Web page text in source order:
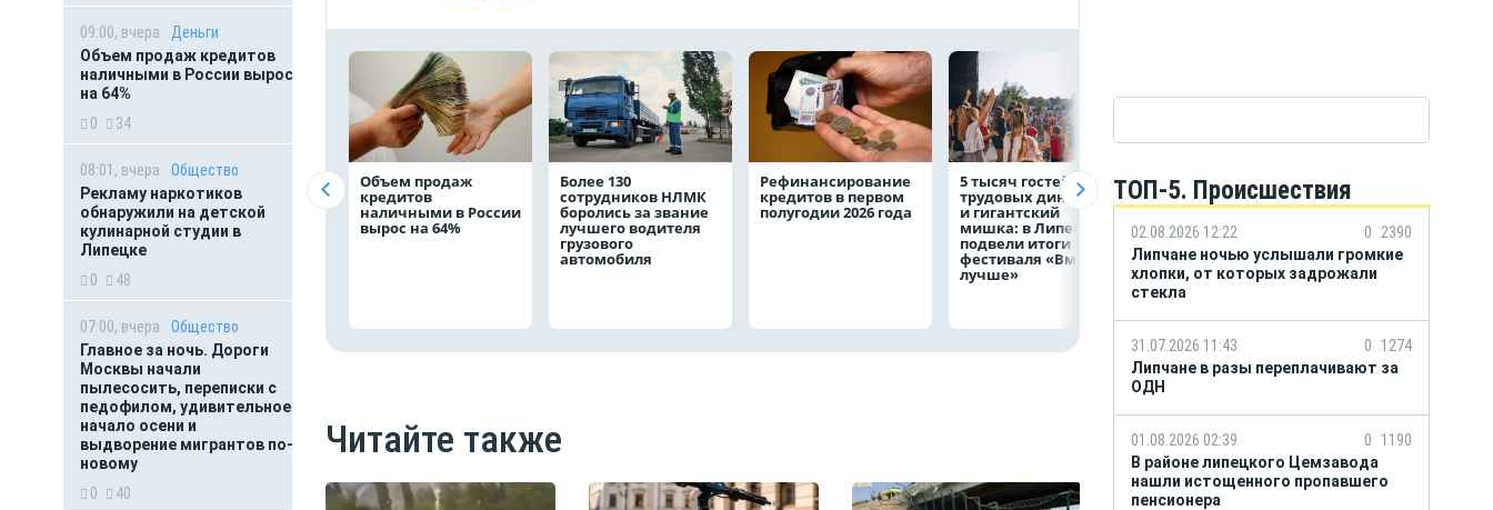
09:00, вчера
Деньги
Объем продаж кредитов
наличными в России вырос
на 64%
0
34
08:01, вчера
Общество
Рекламу наркотиков
обнаружили на детской
кулинарной студии в
Липецке
0
48
07:00, вчера
Общество
Главное за ночь. Дороги
Москвы начали
пылесосить, переписки с
педофилом, удивительное
начало осени и
выдворение мигрантов по-
новому
0
40
Объем продаж
кредитов
наличными в России
вырос на 64%
Более 130
сотрудников НЛМК
боролись за звание
лучшего водителя
грузового
автомобиля
Рефинансирование
кредитов в первом
полугодии 2026 года
5 тысяч гостей, 9
трудовых династий
и гигантский
мишка: в Липецке
подвели итоги
фестиваля «Вместе
лучше»
В профильных
учебных заведениях
НЛМК конкурс до
трёх человек на
место
на строительство
складских
комплексов
Читайте также
ТОП-5. Происшествия
02.08.2026 12:22 0
2390
Липчане ночью услышали громкие
хлопки, от которых задрожали
стекла
31.07.2026 11:43 0
1274
Липчане в разы переплачивают за
ОДН
01.08.2026 02:39 0
1190
В районе липецкого Цемзавода
нашли истощенного пропавшего
пенсионера